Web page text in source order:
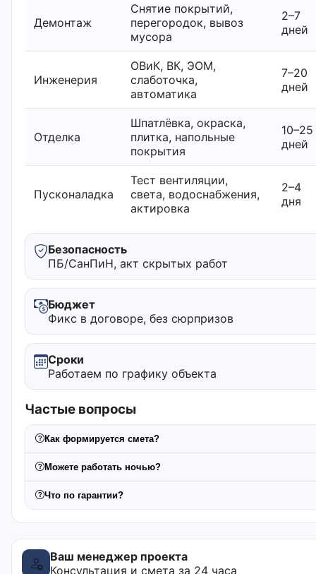
Демонтаж
Снятие покрытий,
перегородок, вывоз
мусора
2–7
дней
Инженерия
ОВиК, ВК, ЭОМ,
слаботочка,
автоматика
7–20
дней
Отделка
Шпатлёвка, окраска,
плитка, напольные
покрытия
10–25
дней
Пусконаладка
Тест вентиляции,
света, водоснабжения,
актировка
2–4
дня
Безопасность
ПБ/СанПиН, акт скрытых работ
Бюджет
Фикс в договоре, без сюрпризов
Сроки
Работаем по графику объекта
Частые вопросы
Как формируется смета?
Можете работать ночью?
Что по гарантии?
Ваш менеджер проекта
Консультация и смета за 24 часа